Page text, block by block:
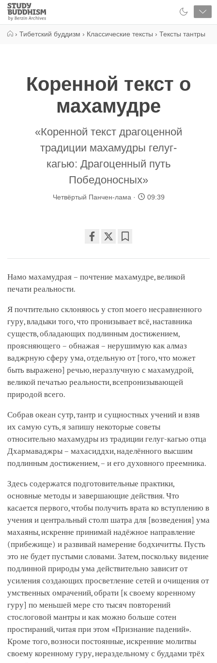
Close
Study
Buddhism
› Тибетский буддизм › Классические тексты › Тексты тантры
Коренной текст о
махамудре
«Коренной текст драгоценной
традиции махамудры гелуг-
кагью: Драгоценный путь
Победоносных»
Четвёртый Панчен-лама 09:39
on
Намо махамудрая – почтение махамудре, великой
печати реальности.
Я почтительно склоняюсь у стоп моего несравненного
гуру, владыки того, что пронизывает всё, наставника
существ, обладающих подлинным достижением,
проясняющего – обнажая – нерушимую как алмаз
ваджрную сферу ума, отдельную от [того, что может
быть выражено] речью, неразлучную с махамудрой,
великой печатью реальности, всепронизывающей
природой всего.
Собрав океан сутр, тантр и сущностных учений и взяв
их самую суть, я запишу некоторые советы
относительно махамудры из традиции гелуг-кагью отца
Дхармаваджры – махасиддхи, наделённого высшим
подлинным достижением, – и его духовного преемника.
Здесь содержатся подготовительные практики,
основные методы и завершающие действия. Что
касается первого, чтобы получить врата ко вступлению в
учения и центральный столп шатра для [возведения] ума
махаяны, искренне принимай надёжное направление
(прибежище) и развивай намерение бодхичитты. Пусть
это не будет пустыми словами. Затем, поскольку видение
подлинной природы ума действительно зависит от
усиления создающих просветление сетей и очищения от
умственных омрачений, обрати [к своему коренному
гуру] по меньшей мере сто тысяч повторений
стослоговой мантры и как можно больше сотен
простираний, читая при этом «Признание падений».
Кроме того, возноси постоянные, искренние молитвы
своему коренному гуру, нераздельному с буддами трёх